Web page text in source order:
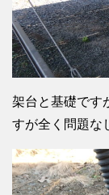
架台と基礎です
すが全く問題な